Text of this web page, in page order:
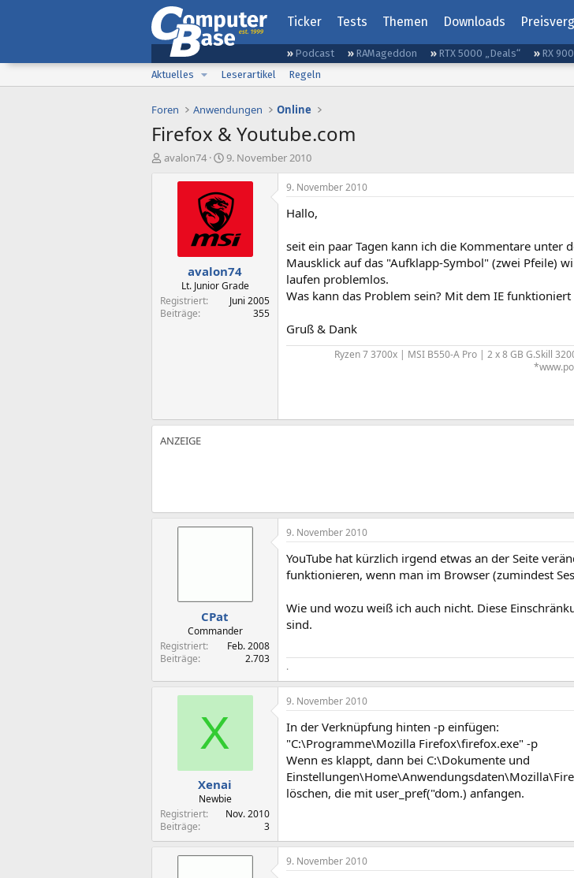
Ticker Tests Themen Downloads
Podcast RAMageddon RTX 5000 „Deals“ RX
Aktuelles
Leserartikel Regeln
Foren Anwendungen Online
Firefox & Youtube.com
E
avalon74
E
s
t
e
l
l
t
a
m
9. November 2010
avalon74
Lt. Junior Grade
Registriert
Juni 2005
Beiträge
355
9. November 2010
Hallo,
seit ein paar Tagen kann ich die Kommentare unter
Mausklick auf das "Aufklapp-Symbol" (zwei Pfeile)
laufen problemlos.
Was kann das Problem sein? Mit dem IE funktioniert
Gruß & Dank
Ryzen 7 3700x | MSI B550-A Pro | 2 x 8 GB G.Skill
CPat
Commander
Registriert
Feb. 2008
Beiträge
2.703
9. November 2010
YouTube hat kürzlich irgend etwas an der Seite
funktionieren, wenn man im Browser (zumindest
Wie und wozu weiß ich auch nicht. Diese
sind.
.
X
Xenai
Newbie
Registriert
Nov. 2010
Beiträge
3
9. November 2010
In der Verknüpfung hinten -p einfügen:
"C:\Programme\Mozilla Firefox\firefox.exe" -p
Wenn es klappt, dann bei C:\Dokumente und
löschen, die mit user_pref("dom.) anfangen.
9. November 2010